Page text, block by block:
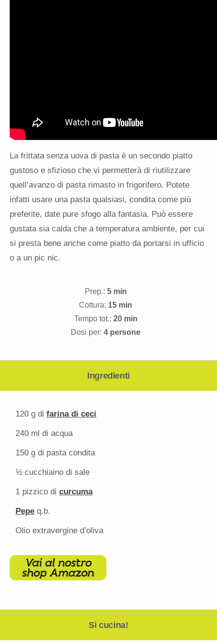
La frittata senza uova di pasta è un secondo piatto
gustoso e sfizioso che vi permetterà di riutilizzare
quell’avanzo di pasta rimasto in frigorifero. Potete
infatti usare una pasta qualsiasi, condita come più
preferite, date pure sfogo alla fantasia. Può essere
gustata sia calda che a temperatura ambiente, per cui
si presta bene anche come piatto da portarsi in ufficio
o a un pic nic.
Prep.: 5 min
Cottura: 15 min
Tempo tot.: 20 min
Dosi per: 4 persone
Ingredienti
120 g di farina di ceci
240 ml di acqua
150 g di pasta condita
½ cucchiaino di sale
1 pizzico di curcuma
Pepe q.b.
Olio extravergine d’oliva
Si cucina!